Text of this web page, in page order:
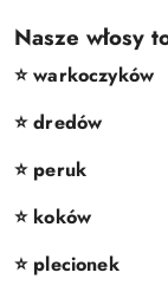
Nasze włosy
⭐️ warkoczyków
⭐️ dredów
⭐️ peruk
⭐️ koków
⭐️ plecionek